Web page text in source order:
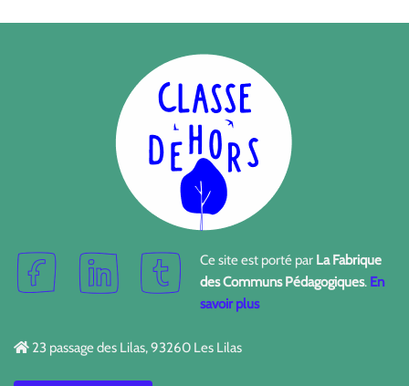
Ce site est porté par La Fabrique
des Communs Pédagogiques. En
savoir plus
23 passage des Lilas, 93260 Les Lilas